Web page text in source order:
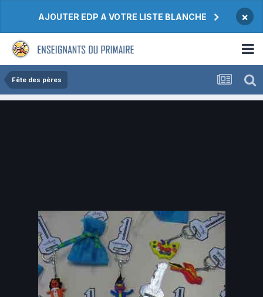
AJOUTER EDP A VOTRE LISTE BLANCHE ×
Fête des pères